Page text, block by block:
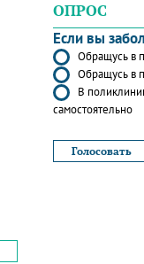
ОПРОС
Если вы
Обращусь в
Обращусь в
В
самостоятельно